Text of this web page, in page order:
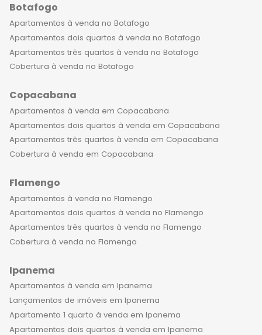
comodidades que incluem áreas de
lazer completas, como piscinas, spas,
academias e salões de festas. Além
disso, os empreendimentos oferecem
segurança 24 horas, estacionamento
proporcionando aos moradores uma
experiência luxuosa e segura. Morar
em um apartamento de luxo no
Botafogo significa ter acesso a uma
localização privilegiada, com fácil
aos melhores restaurantes, bares e
lojas de grife, além de estar próximo a
importantes centros culturais, como
museus e teatros. Os moradores
podem desfrutar de um estilo de vida
de opções de lazer e entretenimento
ao seu alcance. Além disso, a
sensação de morar em um
empreendimento de alto padrão no
Rio de Janeiro é indescritível. Com
Botafogo
Apartamentos à venda no Botafogo
Apartamentos dois quartos à venda no Botafogo
Apartamentos três quartos à venda no Botafogo
Cobertura à venda no Botafogo
Copacabana
Apartamentos à venda em Copacabana
Apartamentos dois quartos à venda em Copacabana
Apartamentos três quartos à venda em Copacabana
Cobertura à venda em Copacabana
Flamengo
Apartamentos à venda no Flamengo
Apartamentos dois quartos à venda no Flamengo
Apartamentos três quartos à venda no Flamengo
Cobertura à venda no Flamengo
Ipanema
Apartamentos à venda em Ipanema
Lançamentos de imóveis em Ipanema
Apartamento 1 quarto à venda em Ipanema
Apartamentos dois quartos à venda em Ipanema